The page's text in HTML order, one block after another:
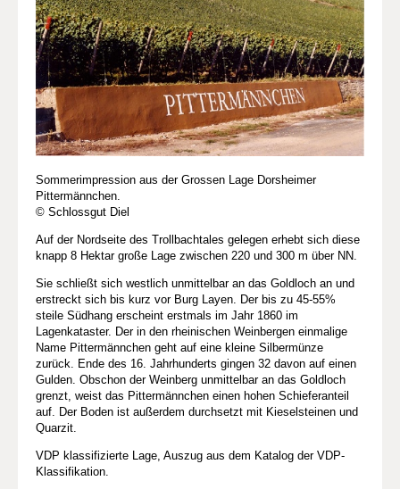
Sommerimpression aus der Grossen Lage Dorsheimer
Pittermännchen.
© Schlossgut Diel
Auf der Nordseite des Trollbachtales gelegen erhebt sich diese
knapp 8 Hektar große Lage zwischen 220 und 300 m über NN.
Sie schließt sich westlich unmittelbar an das Goldloch an und
erstreckt sich bis kurz vor Burg Layen. Der bis zu 45-55%
steile Südhang erscheint erstmals im Jahr 1860 im
Lagenkataster. Der in den rheinischen Weinbergen einmalige
Name Pittermännchen geht auf eine kleine Silbermünze
zurück. Ende des 16. Jahrhunderts gingen 32 davon auf einen
Gulden. Obschon der Weinberg unmittelbar an das Goldloch
grenzt, weist das Pittermännchen einen hohen Schieferanteil
auf. Der Boden ist außerdem durchsetzt mit Kieselsteinen und
Quarzit.
VDP klassifizierte Lage, Auszug aus dem Katalog der VDP-
Klassifikation.